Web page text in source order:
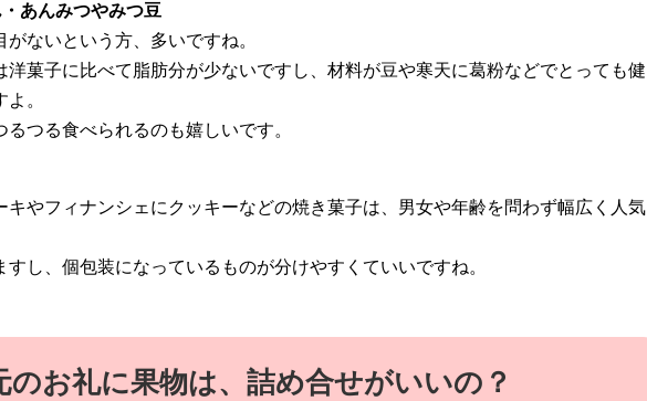
あんみつやみつ豆
がないという方、多いですね。
洋菓子に比べて脂肪分が少ないですし、材料が豆や寒天に葛粉などでとっても健
。
るつる食べられるのも嬉しいです。
キやフィナンシェにクッキーなどの焼き菓子は、男女や年齢を問わず幅広く人気
すし、個包装になっているものが分けやすくていいですね。
のお礼に果物は、詰め合せがいいの？